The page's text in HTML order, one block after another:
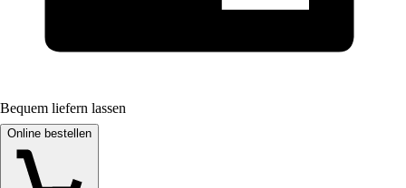
Bequem liefern lassen
Online bestellen